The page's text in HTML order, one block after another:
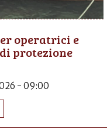
operatrici e
protezione
- 09:00